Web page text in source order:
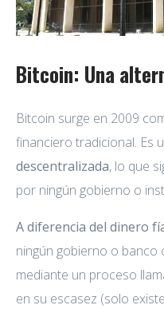
Bitcoin: Una
Bitcoin surge en 2009
financiero tradicional. Es
descentralizada, lo que
por ningún gobierno o
A diferencia del dinero
ningún gobierno o banco
mediante un proceso
en su escasez (solo